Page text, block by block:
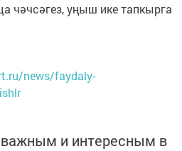
чәчсәгез, уңыш ике тапкырга
news/faydaly-
и интересным в